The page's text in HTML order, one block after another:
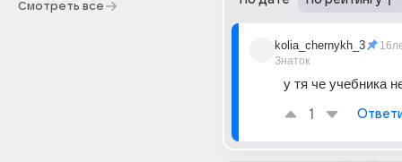
Смотреть все
kolia_chernykh_3
Знаток
у тя че учебника
1